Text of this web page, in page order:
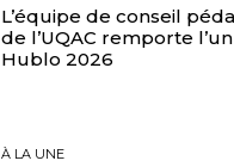
L’équipe de conseil
de l’UQAC remporte
Hublo 2026
À LA UNE